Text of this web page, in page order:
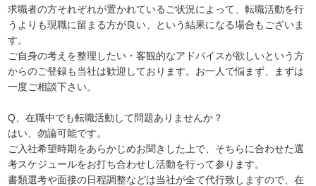
求職者の方それぞれが置かれているご状況によって、転職活動を行
うよりも現職に留まる方が良い、という結果になる場合もございま
す。
ご自身の考えを整理したい・客観的なアドバイスが欲しいという方
からのご登録も当社は歓迎しております。お一人で悩まず、まずは
一度ご相談下さい。
Q、在職中でも転職活動して問題ありませんか？
はい、勿論可能です。
ご入社希望時期をあらかじめお聞きした上で、そちらに合わせた選
考スケジュールをお打ち合わせし活動を行って参ります。
書類選考や面接の日程調整などは当社が全て代行致しますので、在